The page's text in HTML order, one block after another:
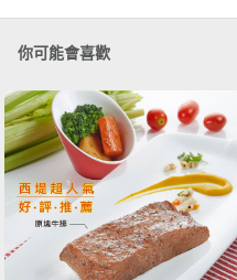
你可能會喜歡